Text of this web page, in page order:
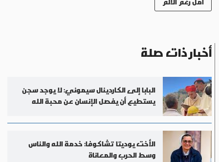
أخبار ذات صلة
البابا إلى الكاردينال سيموني: لا يوجد سجن
يستطيع أن يفصل الإنسان عن محبة الله
الأخت يوديتا تشاكوفا: خدمة الله والناس
وسط الحرب والمعاناة